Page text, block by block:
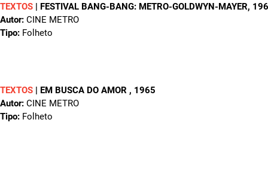
TEXTOS | FESTIVAL BANG-BANG: METRO-GOLDWYN-MAYER,
Autor: CINE METRO
Tipo: Folheto
TEXTOS | EM BUSCA DO AMOR , 1965
Autor: CINE METRO
Tipo: Folheto